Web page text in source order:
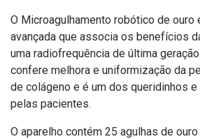
O Microagulhamento robótico de ouro
avançada que associa os benefícios
uma radiofrequência de última
confere melhora e uniformização da
de colágeno e é um dos queridinhos
pelas pacientes.
O aparelho contém 25 agulhas de